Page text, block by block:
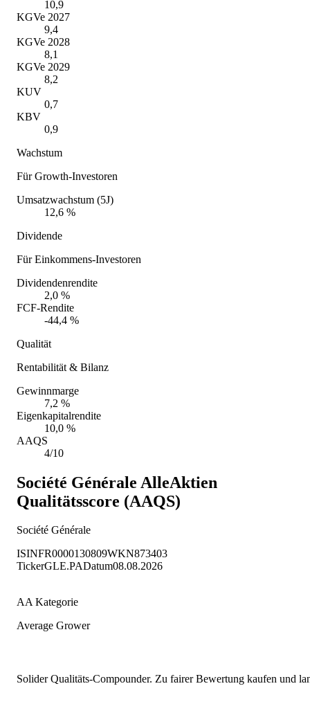
10,9
KGVe 2027
9,4
KGVe 2028
8,1
KGVe 2029
8,2
KUV
0,7
KBV
0,9
Wachstum
Für Growth-Investoren
Umsatzwachstum (5J)
12,6 %
Dividende
Für Einkommens-Investoren
Dividendenrendite
2,0 %
FCF-Rendite
-44,4 %
Qualität
Rentabilität & Bilanz
Gewinnmarge
7,2 %
Eigenkapitalrendite
10,0 %
AAQS
4/10
Société Générale AlleAktien
Qualitätsscore (AAQS)
Société Générale
ISINFR0000130809WKN873403
TickerGLE.PADatum08.08.2026
AA Kategorie
Average Grower
Solider Qualitäts-Compounder. Zu fairer Bewertung kaufen und